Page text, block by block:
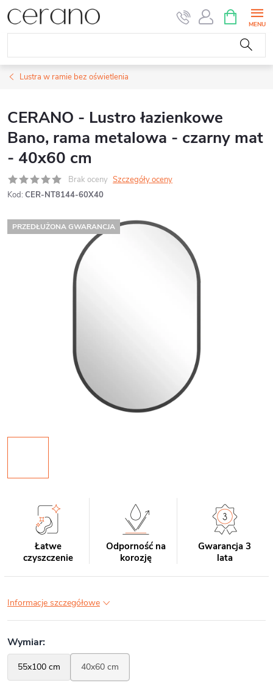
Przejść
do
treści
KOSZYK
Lustra w ramie bez oświetlenia
CERANO - Lustro łazienkowe
Bano, rama metalowa - czarny mat
- 40x60 cm
Brak oceny Szczegóły oceny
Kod: CER-NT8144-60X40
PRZEDŁUŻONA GWARANCJA
Łatwe
czyszczenie
Odporność na
korozję
Gwarancja 3
lata
Informacje szczegółowe